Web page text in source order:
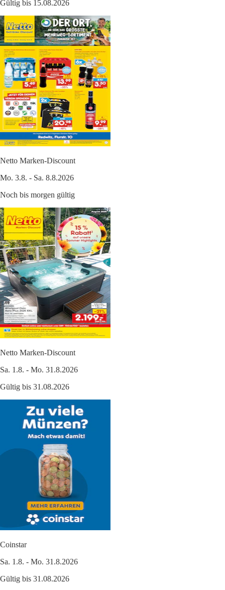
Gültig bis 15.08.2026
Netto Marken-Discount
Mo. 3.8. - Sa. 8.8.2026
Noch bis morgen gültig
Netto Marken-Discount
Sa. 1.8. - Mo. 31.8.2026
Gültig bis 31.08.2026
Coinstar
Sa. 1.8. - Mo. 31.8.2026
Gültig bis 31.08.2026